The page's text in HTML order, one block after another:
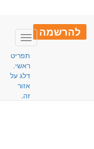
להרשמה
Toggle
תפריט
ראשי.
דלג על
אזור
זה.